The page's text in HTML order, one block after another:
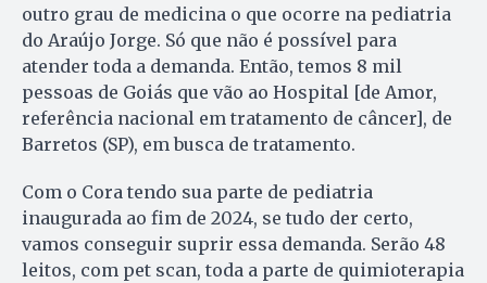
outro grau de medicina o que ocorre na pediatria
do Araújo Jorge. Só que não é possível para
atender toda a demanda. Então, temos 8 mil
pessoas de Goiás que vão ao Hospital [de Amor,
referência nacional em tratamento de câncer], de
Barretos (SP), em busca de tratamento.
Com o Cora tendo sua parte de pediatria
inaugurada ao fim de 2024, se tudo der certo,
vamos conseguir suprir essa demanda. Serão 48
leitos, com pet scan, toda a parte de quimioterapia